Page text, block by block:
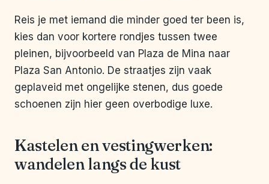
Reis je met iemand die minder goed ter been is,
kies dan voor kortere rondjes tussen twee
pleinen, bijvoorbeeld van Plaza de Mina naar
Plaza San Antonio. De straatjes zijn vaak
geplaveid met ongelijke stenen, dus goede
schoenen zijn hier geen overbodige luxe.
Kastelen en vestingwerken:
wandelen langs de kust